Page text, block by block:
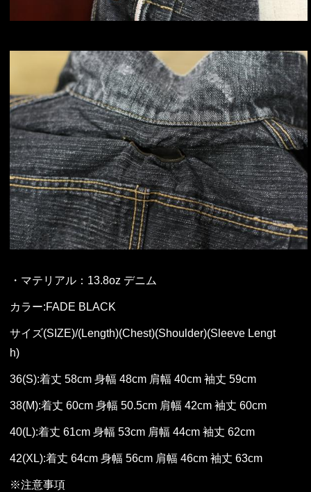
・マテリアル：13.8oz デニム
カラー:FADE BLACK
サイズ(SIZE)/(Length)(Chest)(Shoulder)(Sleeve Lengt
h)
36(S):着丈 58cm 身幅 48cm 肩幅 40cm 袖丈 59cm
38(M):着丈 60cm 身幅 50.5cm 肩幅 42cm 袖丈 60cm
40(L):着丈 61cm 身幅 53cm 肩幅 44cm 袖丈 62cm
42(XL):着丈 64cm 身幅 56cm 肩幅 46cm 袖丈 63cm
※注意事項